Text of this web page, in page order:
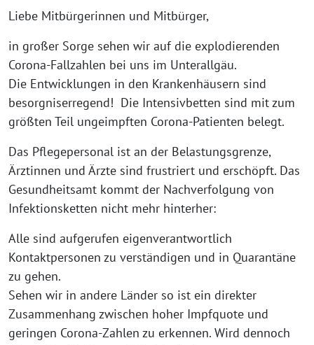
Liebe Mitbürgerinnen und Mitbürger,
in großer Sorge sehen wir auf die explodierenden
Corona-Fallzahlen bei uns im Unterallgäu.
Die Entwicklungen in den Krankenhäusern sind
besorgniserregend! Die Intensivbetten sind mit zum
größten Teil ungeimpften Corona-Patienten belegt.
Das Pflegepersonal ist an der Belastungsgrenze,
Ärztinnen und Ärzte sind frustriert und erschöpft. Das
Gesundheitsamt kommt der Nachverfolgung von
Infektionsketten nicht mehr hinterher:
Alle sind aufgerufen eigenverantwortlich
Kontaktpersonen zu verständigen und in Quarantäne
zu gehen.
Sehen wir in andere Länder so ist ein direkter
Zusammenhang zwischen hoher Impfquote und
geringen Corona-Zahlen zu erkennen. Wird dennoch